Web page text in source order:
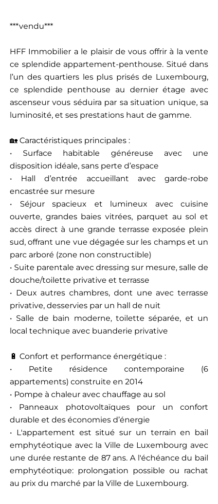
***vendu***
HFF Immobilier a le plaisir de vous offrir à la vente
ce splendide appartement-penthouse. Situé dans
l’un des quartiers les plus prisés de Luxembourg,
ce splendide penthouse au dernier étage avec
ascenseur vous séduira par sa situation unique, sa
luminosité, et ses prestations haut de gamme.
🏡 Caractéristiques principales :
• Surface habitable généreuse avec une
disposition idéale, sans perte d’espace
• Hall d’entrée accueillant avec garde-robe
encastrée sur mesure
• Séjour spacieux et lumineux avec cuisine
ouverte, grandes baies vitrées, parquet au sol et
accès direct à une grande terrasse exposée plein
sud, offrant une vue dégagée sur les champs et un
parc arboré (zone non constructible)
• Suite parentale avec dressing sur mesure, salle de
douche/toilette privative et terrasse
• Deux autres chambres, dont une avec terrasse
privative, desservies par un hall de nuit
• Salle de bain moderne, toilette séparée, et un
local technique avec buanderie privative
🔋 Confort et performance énergétique :
• Petite résidence contemporaine (6
appartements) construite en 2014
• Pompe à chaleur avec chauffage au sol
• Panneaux photovoltaïques pour un confort
durable et des économies d’énergie
• L'appartement est situé sur un terrain en bail
emphytéotique avec la Ville de Luxembourg avec
une durée restante de 87 ans. A l'échéance du bail
emphytéotique: prolongation possible ou rachat
au prix du marché par la Ville de Luxembourg.